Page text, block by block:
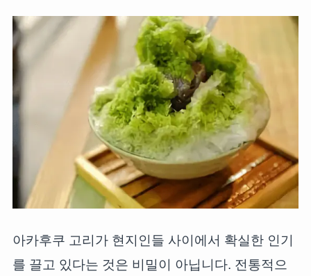
아카후쿠 고리가 현지인들 사이에서 확실한 인기
를 끌고 있다는 것은 비밀이 아닙니다. 전통적으